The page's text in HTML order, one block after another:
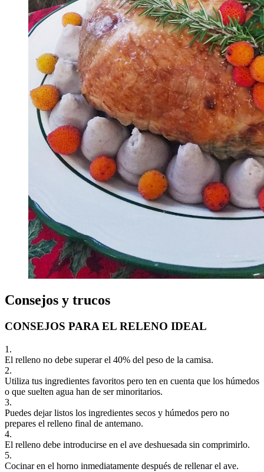
Consejos y trucos
CONSEJOS PARA EL RELENO IDEAL
1.
El relleno no debe superar el 40% del peso de la camisa.
2.
Utiliza tus ingredientes favoritos pero ten en cuenta que los húmedos
o que suelten agua han de ser minoritarios.
3.
Puedes dejar listos los ingredientes secos y húmedos pero no
prepares el relleno final de antemano.
4.
El relleno debe introducirse en el ave deshuesada sin comprimirlo.
5.
Cocinar en el horno inmediatamente después de rellenar el ave.